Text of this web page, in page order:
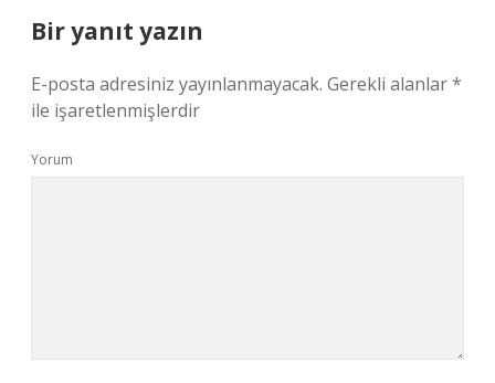
Bir yanıt yazın
E-posta adresiniz yayınlanmayacak. Gerekli alanlar*
ile işaretlenmişlerdir
Yorum